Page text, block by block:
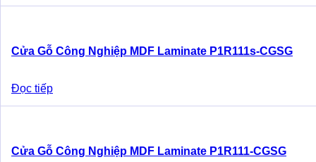
Cửa Gỗ Công Nghiệp MDF Laminate P1R111s-CGSG
Đọc tiếp
Cửa Gỗ Công Nghiệp MDF Laminate P1R111-CGSG